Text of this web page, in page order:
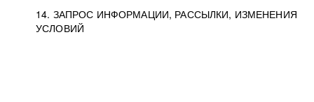
14. ЗАПРОС ИНФОРМАЦИИ, РАССЫЛКИ, ИЗМЕНЕНИЯ
УСЛОВИЙ